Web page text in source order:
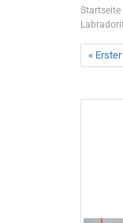
Startseite
« Erster